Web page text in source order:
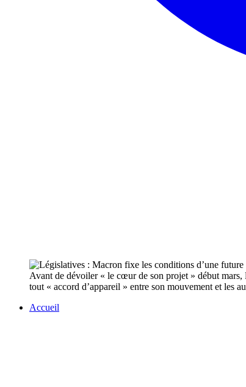
Avant de dévoiler « le cœur de son projet » début
tout « accord d’appareil » entre son mouvement et les
Accueil